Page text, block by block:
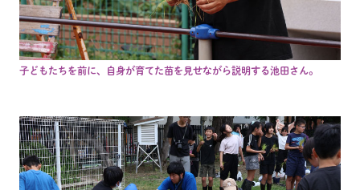
子どもたちを前に、自身が育てた苗を見せながら説明する池田さん。